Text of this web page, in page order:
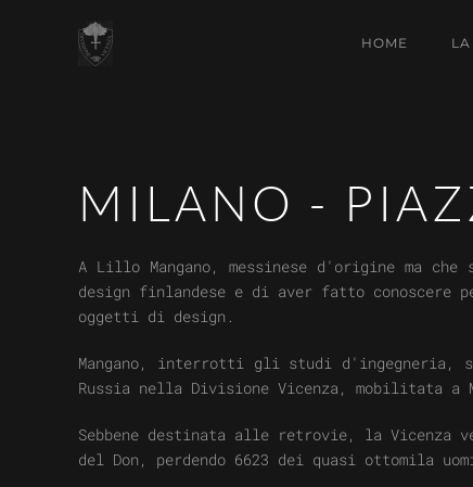
HOME
MILANO -
A Lillo Mangano, messinese d'origine
design finlandese e di aver fatto
oggetti di design.
Mangano, interrotti gli studi d'ingegneria,
Russia nella Divisione Vicenza, mobilitata a
Sebbene destinata alle retrovie, la Vicenza
del Don, perdendo 6623 dei quasi ottomila